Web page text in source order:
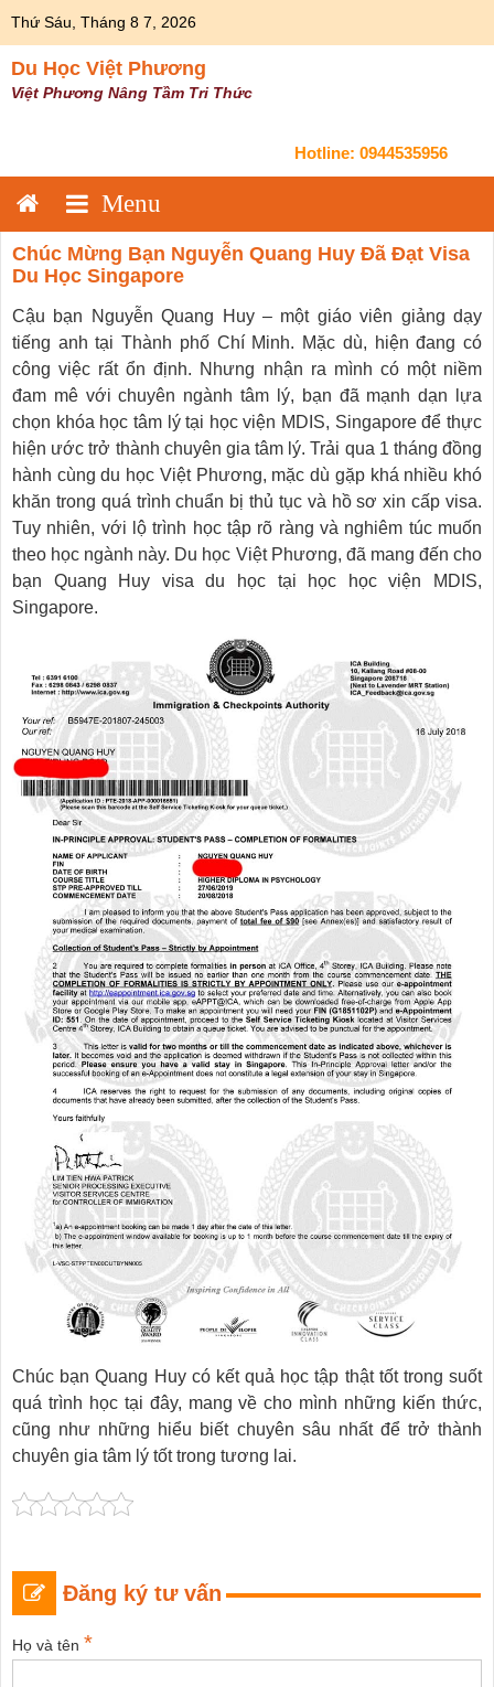
Thứ Sáu, Tháng 8 7, 2026
Du Học Việt Phương
Việt Phương Nâng Tầm Tri Thức
Hotline: 0944535956
Chúc Mừng Bạn Nguyễn Quang Huy Đã Đạt Visa
Du Học Singapore
Cậu bạn Nguyễn Quang Huy – một giáo viên giảng dạy
tiếng anh tại Thành phố Chí Minh. Mặc dù, hiện đang có
công việc rất ổn định. Nhưng nhận ra mình có một niềm
đam mê với chuyên ngành tâm lý, bạn đã mạnh dạn lựa
chọn khóa học tâm lý tại học viện MDIS, Singapore để thực
hiện ước trở thành chuyên gia tâm lý. Trải qua 1 tháng đồng
hành cùng du học Việt Phương, mặc dù gặp khá nhiều khó
khăn trong quá trình chuẩn bị thủ tục và hồ sơ xin cấp visa.
Tuy nhiên, với lộ trình học tập rõ ràng và nghiêm túc muốn
theo học ngành này. Du học Việt Phương, đã mang đến cho
bạn Quang Huy visa du học tại học học viện MDIS,
Singapore.
Chúc bạn Quang Huy có kết quả học tập thật tốt trong suốt
quá trình học tại đây, mang về cho mình những kiến thức,
cũng như những hiểu biết chuyên sâu nhất để trở thành
chuyên gia tâm lý tốt trong tương lai.
Đăng ký tư vấn
Họ và tên *